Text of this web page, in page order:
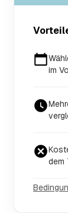
im
dem